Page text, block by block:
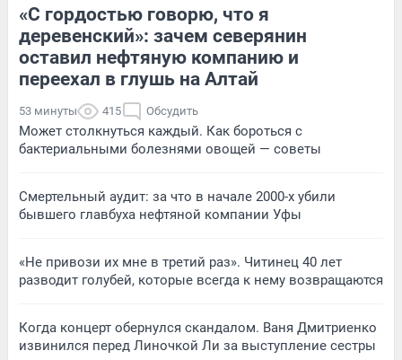
«С гордостью говорю, что я
деревенский»: зачем северянин
оставил нефтяную компанию и
переехал в глушь на Алтай
53 минуты 415 Обсудить
Может столкнуться каждый. Как бороться с
бактериальными болезнями овощей — советы
Смертельный аудит: за что в начале 2000-х убили
бывшего главбуха нефтяной компании Уфы
«Не привози их мне в третий раз». Читинец 40 лет
разводит голубей, которые всегда к нему возвращаются
Когда концерт обернулся скандалом. Ваня Дмитриенко
извинился перед Линочкой Ли за выступление сестры